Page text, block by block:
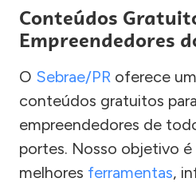
Conteúdos
Empreendedores
O Sebrae/PR oferece
conteúdos gratuitos
empreendedores de
portes. Nosso objetivo é
melhores ferramentas,